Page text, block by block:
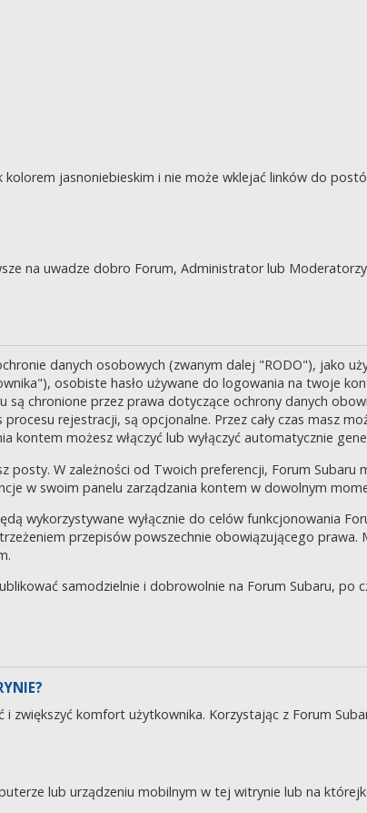
jasnoniebieskim i nie może wklejać linków do
na uwadze dobro Forum, Administrator lub
danych osobowych (zwanym dalej "RODO"), jako
osobiste hasło używane do logowania na twoje
chronione przez prawa dotyczące ochrony danych
rejestracji, są opcjonalne. Przez cały czas masz
możesz włączyć lub wyłączyć automatycznie
posty. W zależności od Twoich preferencji, Forum Subaru
w swoim panelu zarządzania kontem w dowolnym
wykorzystywane wyłącznie do celów funkcjonowania
przepisów powszechnie obowiązującego
samodzielnie i dobrowolnie na Forum Subaru, po
komfort użytkownika. Korzystając z Forum
lub urządzeniu mobilnym w tej witrynie lub na